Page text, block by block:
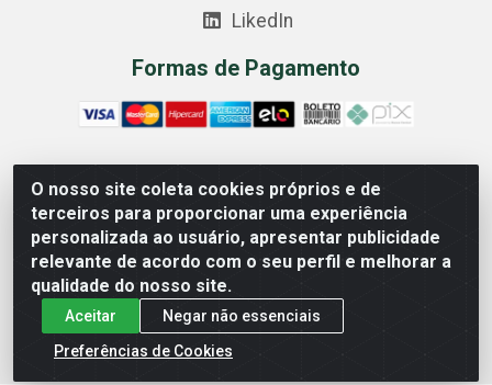
O nosso site coleta cookies próprios e de
terceiros para proporcionar uma experiência
personalizada ao usuário, apresentar publicidade
relevante de acordo com o seu perfil e melhorar a
qualidade do nosso site.
Aceitar
Negar não essenciais
Preferências de Cookies
LikedIn
Formas de Pagamento
Comercial Diskpan Ltda - Av. Fernando Antonio, 1911 -
Sotelandia, Cariacica/ES - CEP 29140-669 - CNPJ
02.691.482/0001-07